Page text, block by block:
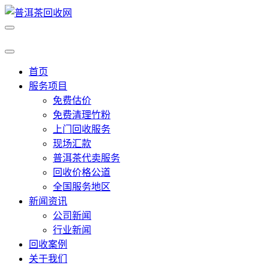
首页
服务项目
免费估价
免费清理竹粉
上门回收服务
现场汇款
普洱茶代卖服务
回收价格公道
全国服务地区
新闻资讯
公司新闻
行业新闻
回收案例
关于我们